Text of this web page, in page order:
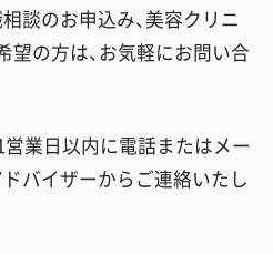
談のお申込み、美容クリニ
望の方は、お気軽にお問い合
営業日以内に電話またはメー
バイザーからご連絡いたし